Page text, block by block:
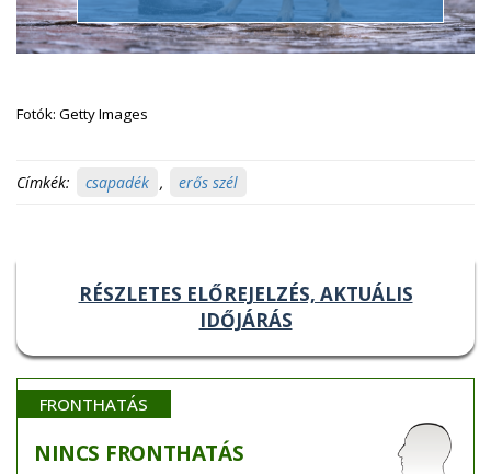
Fotók: Getty Images
Címkék: csapadék , erős szél
RÉSZLETES ELŐREJELZÉS, AKTUÁLIS
IDŐJÁRÁS
FRONTHATÁS
NINCS FRONTHATÁS